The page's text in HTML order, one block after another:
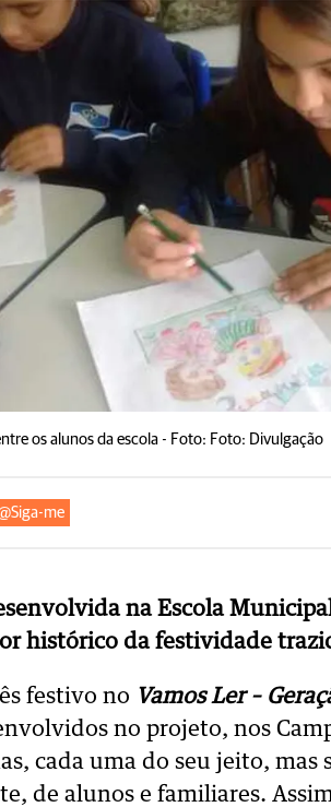
os alunos da escola - Foto: Foto: Divulgação
me
na Escola
histórico da festividade
festivo no Vamos Ler –
no projeto, nos
cada uma do seu jeito, mas
de alunos e familiares.